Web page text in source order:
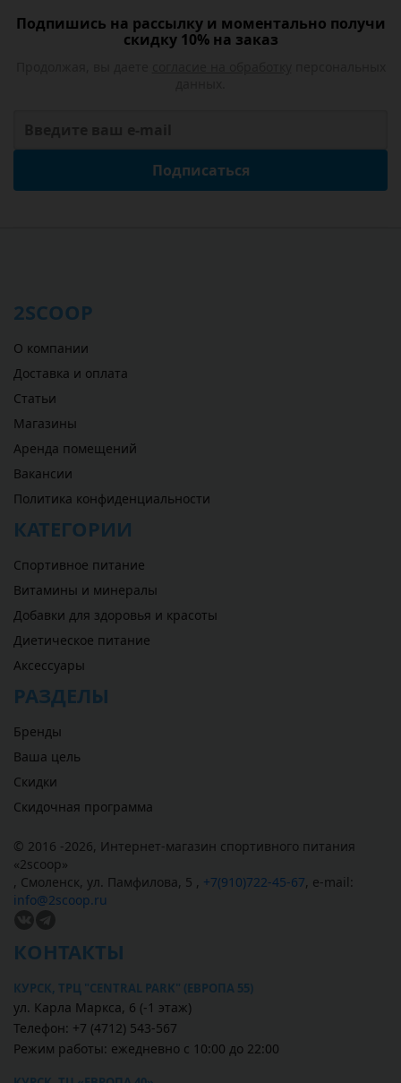
Подпишись на рассылку и моментально получи
скидку 10% на заказ
Подписаться
2SCOOP
О компании
Доставка и оплата
Статьи
Магазины
Аренда помещений
Вакансии
Политика конфиденциальности
КАТЕГОРИИ
Спортивное питание
Витамины и минералы
Добавки для здоровья и красоты
Диетическое питание
Аксессуары
РАЗДЕЛЫ
Бренды
Ваша цель
Скидки
Скидочная программа
© 2016 -2026, Интернет-магазин спортивного питания
«2scoop»
, Смоленск, ул. Памфилова, 5 , +7(910)722-45-67, e-mail:
info@2scoop.ru
КОНТАКТЫ
КУРСК, ТРЦ "CENTRAL PARK" (ЕВРОПА 55)
ул. Карла Маркса, 6 (-1 этаж)
Телефон: +7 (4712) 543-567
Режим работы: ежедневно с 10:00 до 22:00